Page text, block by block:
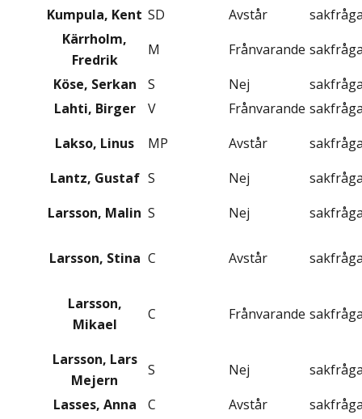
Kumpula, Kent SD Avstår
Kärrholm,
Fredrik
M Frånvarande
Köse, Serkan
S Nej
Lahti, Birger
V Frånvarande
Lakso, Linus
MP Avstår
Lantz, Gustaf S Nej
Larsson, Malin S Nej
Larsson, Stina C Avstår
Larsson,
Mikael
C Frånvarande
Larsson, Lars
Mejern
S Nej
Lasses, Anna
C Avstår